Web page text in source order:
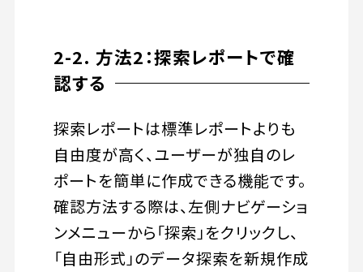
2-2. 方法2：探索レポートで確
認する
探索レポートは標準レポートよりも
自由度が高く、ユーザーが独自のレ
ポートを簡単に作成できる機能です。
確認方法する際は、左側ナビゲーショ
ンメニューから「探索」をクリックし、
「自由形式」のデータ探索を新規作成